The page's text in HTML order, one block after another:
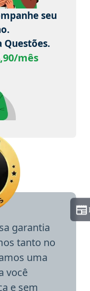
seu
Questões.
mês
garantia
tanto no
uma
você
e sem